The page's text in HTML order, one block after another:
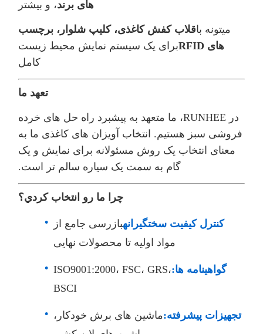
های برند، و بیشتر
ميتونه باقلاب کفش کاغذی، کلیپ شلوار، برچسب
های RFID
برای یک سیستم نمایش محیط زیست
کامل
تعهد ما
در RUNHEE، ما متعهد به پیشبرد راه حل های خرده
فروشی سبز هستیم. انتخاب آویزان های کاغذی ما به
معنای انتخاب یک روش مسئولانه برای نمایش و یک
گام به سمت یک سیاره سالم تر است.
چرا ما رو انتخاب کردي؟
کنترل کیفیت سختگیرانهبازرسی جامع از
مواد اولیه تا محصولات نهایی
گواهینامه ها:ISO9001:2000، FSC، GRS،
BSCI
تجهیزات پیشرفته:ماشین های برش خودکار،